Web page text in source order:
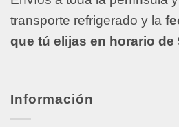
transporte refrigerado y la
que tú elijas en horario de
Información